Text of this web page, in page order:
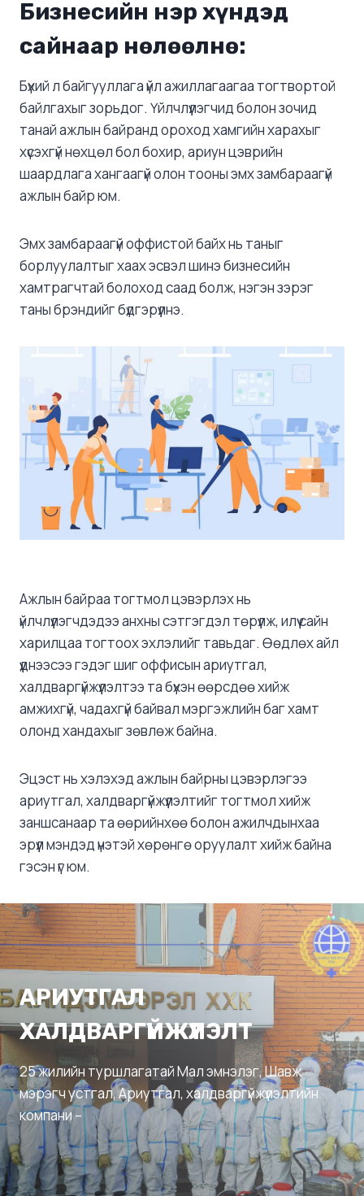
Бизнесийн нэр хүндэд
сайнаар нөлөөлнө:
Бүхий л байгууллага үйл ажиллагаагаа тогтвортой
байлгахыг зорьдог. Үйлчлүүлэгчид болон зочид
танай ажлын байранд ороход хамгийн харахыг
хүсэхгүй нөхцөл бол бохир, ариун цэврийн
шаардлага хангаагүй олон тооны эмх замбараагүй
ажлын байр юм.
Эмх замбараагүй оффистой байх нь таныг
борлуулалтыг хаах эсвэл шинэ бизнесийн
хамтрагчтай болоход саад болж, нэгэн зэрэг
таны брэндийг бүдгэрүүлнэ.
Ажлын байраа тогтмол цэвэрлэх нь
үйлчлүүлэгчдэдээ анхны сэтгэгдэл төрүүлж, илүү сайн
харилцаа тогтоох эхлэлийг тавьдаг. Өөдлөх айл
үүднээсээ гэдэг шиг оффисын ариутгал,
халдваргүйжүүлэлтээ та бүхэн өөрсдөө хийж
амжихгүй, чадахгүй байвал мэргэжлийн баг хамт
олонд хандахыг зөвлөж байна.
Эцэст нь хэлэхэд ажлын байрны цэвэрлэгээ
ариутгал, халдваргүйжүүлэлтийг тогтмол хийж
заншсанаар та өөрийнхөө болон ажилчдынхаа
эрүүл мэндэд үнэтэй хөрөнгө оруулалт хийж байна
гэсэн үг юм.
АРИУТГАЛ
ХАЛДВАРГҮЙЖҮҮЛЭЛТ
25 жилийн туршлагатай Мал эмнэлэг, Шавж
мэрэгч устгал, Ариутгал, халдваргүйжүүлэлтийн
компани –